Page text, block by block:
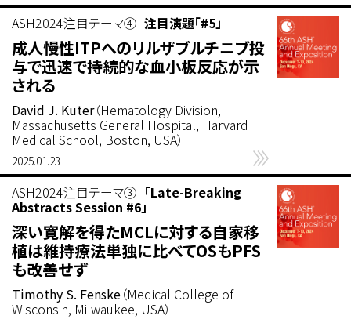
ASH2024注目テーマ④ 注目演題「#5」
成人慢性ITPへのリルザブルチニブ投
与で迅速で持続的な血小板反応が示
される
David J. Kuter（Hematology Division,
Massachusetts General Hospital, Harvard
Medical School, Boston, USA）
2025.01.23
ASH2024注目テーマ③ 「Late-Breaking
Abstracts Session #6」
深い寛解を得たMCLに対する自家移
植は維持療法単独に比べてOSもPFS
も改善せず
Timothy S. Fenske（Medical College of
Wisconsin, Milwaukee, USA）